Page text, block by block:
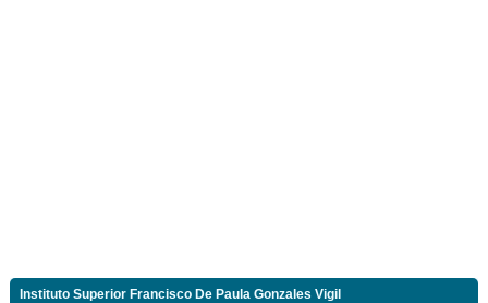
Instituto Superior Francisco De Paula Gonzales Vigil